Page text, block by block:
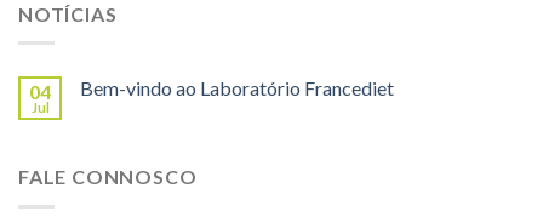
NOTÍCIAS
04
Jul
Bem-vindo ao Laboratório Francediet
FALE CONNOSCO